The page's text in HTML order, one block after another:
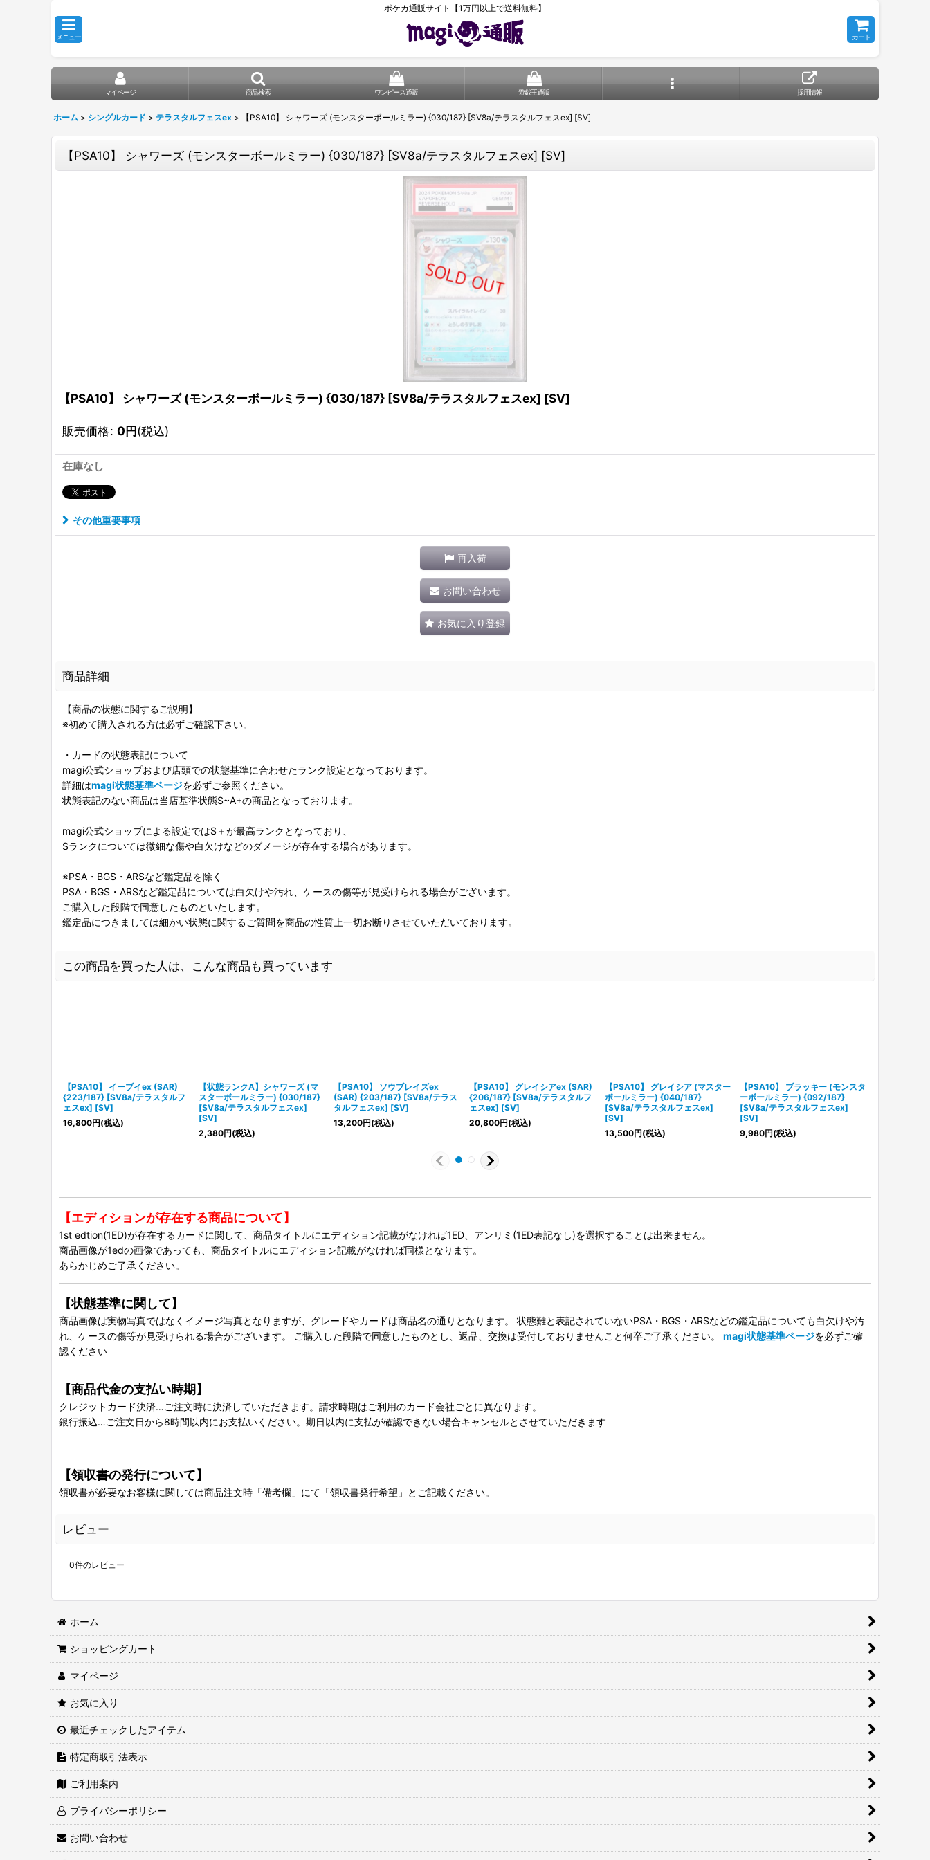
ポケカ通販サイト【1万円以上で送料無料】
メニュー カート
マイページ 商品検索 ワンピース通販 遊戯王通販 採用情報
ホーム > シングルカード > テラスタルフェスex > 【PSA10】 シャワーズ (モンスターボールミラー) {030/187} [SV8a/テラスタルフェスex] [SV]
【PSA10】 シャワーズ (モンスターボールミラー) {030/187} [SV8a/テラスタルフェスex] [SV]
【PSA10】 シャワーズ (モンスターボールミラー) {030/187} [SV8a/テラスタルフェスex] [SV]
販売価格: 0円(税込)
在庫なし
その他重要事項
再入荷
お問い合わせ
お気に入り登録
商品詳細
【商品の状態に関するご説明】
※初めて購入される方は必ずご確認下さい。
・カードの状態表記について
magi公式ショップおよび店頭での状態基準に合わせたランク設定となっております。
詳細はmagi状態基準ページを必ずご参照ください。
状態表記のない商品は当店基準状態S~A+の商品となっております。
magi公式ショップによる設定ではS＋が最高ランクとなっており、
Sランクについては微細な傷や白欠けなどのダメージが存在する場合があります。
※PSA・BGS・ARSなど鑑定品を除く
PSA・BGS・ARSなど鑑定品については白欠けや汚れ、ケースの傷等が見受けられる場合がございます。
ご購入した段階で同意したものといたします。
鑑定品につきましては細かい状態に関するご質問を商品の性質上一切お断りさせていただいております。
この商品を買った人は、こんな商品も買っています
【PSA10】 イーブイex (SAR)
{223/187} [SV8a/テラスタルフ
ェスex] [SV]
16,800円(税込)
【状態ランクA】シャワーズ (マ
スターボールミラー) {030/187}
[SV8a/テラスタルフェスex]
[SV]
2,380円(税込)
【PSA10】 ソウブレイズex
(SAR) {203/187} [SV8a/テラス
タルフェスex] [SV]
13,200円(税込)
【PSA10】 グレイシアex (SAR)
{206/187} [SV8a/テラスタルフ
ェスex] [SV]
20,800円(税込)
【PSA10】 グレイシア (マスター
ボールミラー) {040/187}
[SV8a/テラスタルフェスex]
[SV]
13,500円(税込)
【PSA10】 ブラッキー (モンスタ
ーボールミラー) {092/187}
[SV8a/テラスタルフェスex]
[SV]
9,980円(税込)
【エディションが存在する商品について】
1st edtion(1ED)が存在するカードに関して、商品タイトルにエディション記載がなければ1ED、アンリミ(1ED表記なし)を選択することは出来ません。
商品画像が1edの画像であっても、商品タイトルにエディション記載がなければ同様となります。
あらかじめご了承ください。
【状態基準に関して】
商品画像は実物写真ではなくイメージ写真となりますが、グレードやカードは商品名の通りとなります。 状態難と表記されていないPSA・BGS・ARSなどの鑑定品についても白欠けや汚
れ、ケースの傷等が見受けられる場合がございます。 ご購入した段階で同意したものとし、返品、交換は受付しておりませんこと何卒ご了承ください。 magi状態基準ページを必ずご確
認ください
【商品代金の支払い時期】
クレジットカード決済…ご注文時に決済していただきます。請求時期はご利用のカード会社ごとに異なります。
銀行振込…ご注文日から8時間以内にお支払いください。期日以内に支払が確認できない場合キャンセルとさせていただきます
【領収書の発行について】
領収書が必要なお客様に関しては商品注文時「備考欄」にて「領収書発行希望」とご記載ください。
レビュー
0件のレビュー
ホーム
ショッピングカート
マイページ
お気に入り
最近チェックしたアイテム
特定商取引法表示
ご利用案内
プライバシーポリシー
お問い合わせ